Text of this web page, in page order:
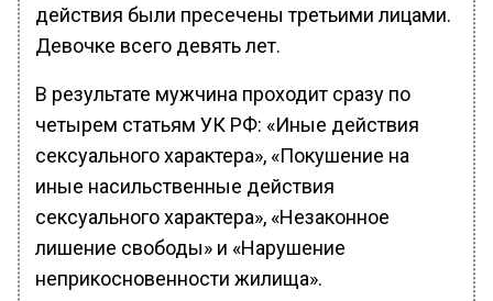
действия были пресечены третьими лицами.
Девочке всего девять лет.
В результате мужчина проходит сразу по
четырем статьям УК РФ: «Иные действия
сексуального характера», «Покушение на
иные насильственные действия
сексуального характера», «Незаконное
лишение свободы» и «Нарушение
неприкосновенности жилища».